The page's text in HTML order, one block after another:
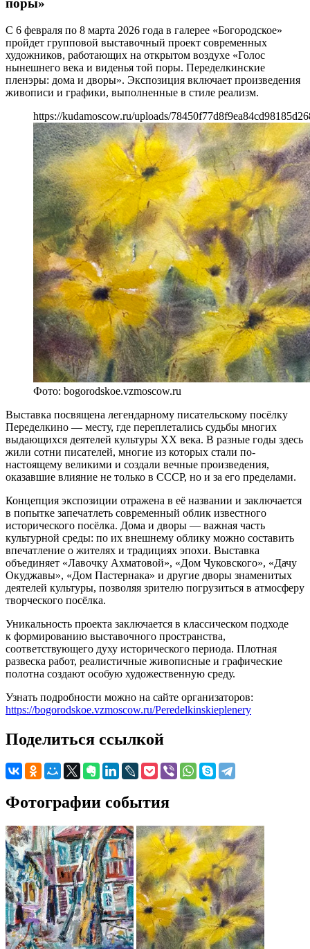
поры»
С 6 февраля по 8 марта 2026 года в галерее «Богородское»
пройдет групповой выставочный проект современных
художников, работающих на открытом воздухе «Голос
нынешнего века и виденья той поры. Переделкинские
пленэры: дома и дворы». Экспозиция включает произведения
живописи и графики, выполненные в стиле реализм.
https://kudamoscow.ru/uploads/
Фото: bogorodskoe.vzmoscow.ru
Выставка посвящена легендарному писательскому посёлку
Переделкино — месту, где переплетались судьбы многих
выдающихся деятелей культуры XX века. В разные годы здесь
жили сотни писателей, многие из которых стали по-
настоящему великими и создали вечные произведения,
оказавшие влияние не только в СССР, но и за его пределами.
Концепция экспозиции отражена в её названии и заключается
в попытке запечатлеть современный облик известного
исторического посёлка. Дома и дворы — важная часть
культурной среды: по их внешнему облику можно составить
впечатление о жителях и традициях эпохи. Выставка
объединяет «Лавочку Ахматовой», «Дом Чуковского», «Дачу
Окуджавы», «Дом Пастернака» и другие дворы знаменитых
деятелей культуры, позволяя зрителю погрузиться в атмосферу
творческого посёлка.
Уникальность проекта заключается в классическом подходе
к формированию выставочного пространства,
соответствующего духу исторического периода. Плотная
развеска работ, реалистичные живописные и графические
полотна создают особую художественную среду.
Узнать подробности можно на сайте организаторов:
https://bogorodskoe.vzmoscow.ru/Peredelkinskieplenery
Поделиться ссылкой
Фотографии события